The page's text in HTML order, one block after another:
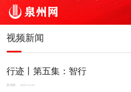
视频新闻
行迹丨第五集：智行
泉州网 2022-11-24